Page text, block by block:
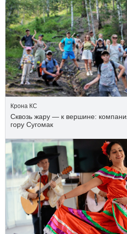
Крона КС
Сквозь жару — к вершине:
гору Сугомак